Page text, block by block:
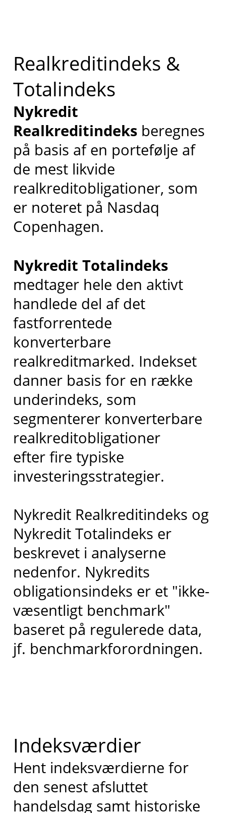
Realkreditindeks &
Totalindeks
Nykredit
Realkreditindeksberegnes
på basis af en portefølje af
de mest likvide
realkreditobligationer, som
er noteret på Nasdaq
Copenhagen.
Nykredit Totalindeks
medtager hele den aktivt
handlede del af det
fastforrentede
konverterbare
realkreditmarked. Indekset
danner basis for en række
underindeks, som
segmenterer konverterbare
realkreditobligationer
efter fire typiske
investeringsstrategier.
Nykredit Realkreditindeks og
Nykredit Totalindeks er
beskrevet i analyserne
nedenfor. Nykredits
obligationsindeks er et "ikke-
væsentligt benchmark"
baseret på regulerede data,
jf. benchmarkforordningen.
Indeksværdier
Hent indeksværdierne for
den senest afsluttet
handelsdag samt historiske